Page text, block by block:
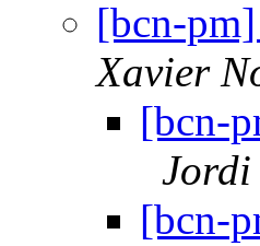
[bcn-pm]
Xavier
[bcn-
Jordi
[bcn-